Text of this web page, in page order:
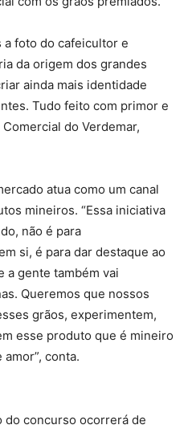
a foto do cafeicultor e
da origem dos grandes
ainda mais identidade
Tudo feito com primor e
do Verdemar,
atua como um canal
mineiros. “Essa iniciativa
não é para
si, é para dar destaque ao
a gente também vai
Queremos que nossos
grãos, experimentem,
esse produto que é mineiro
conta.
do concurso ocorrerá de